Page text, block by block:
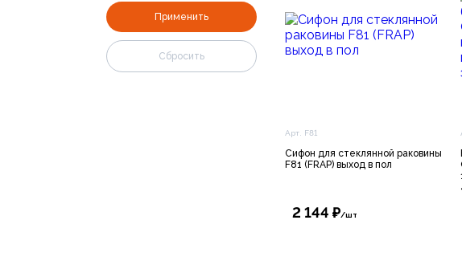
Арт. F81
Сифон для стеклянной раковины
F81 (FRAP) выход в пол
2 144 ₽/шт